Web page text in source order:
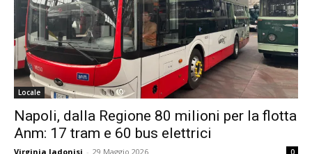
Locale
Napoli, dalla Regione 80 milioni per la flotta
Anm: 17 tram e 60 bus elettrici
Virginia Iadonisi - 29 Maggio 2026 0